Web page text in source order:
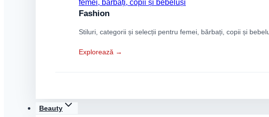
Fashion
Stiluri, categorii și selecții pentru femei, bărbați, copii și
Explorează →
Beauty